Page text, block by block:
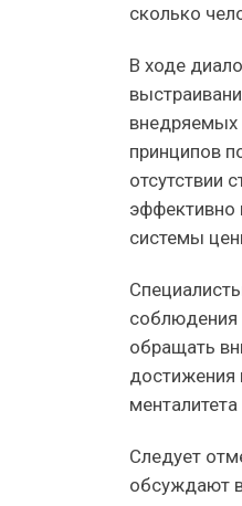
сколько
В ходе
внедряемых
принципов
отсутствии
эффективно
системы
соблюдения
обращать
достижения
Следует
обсуждают